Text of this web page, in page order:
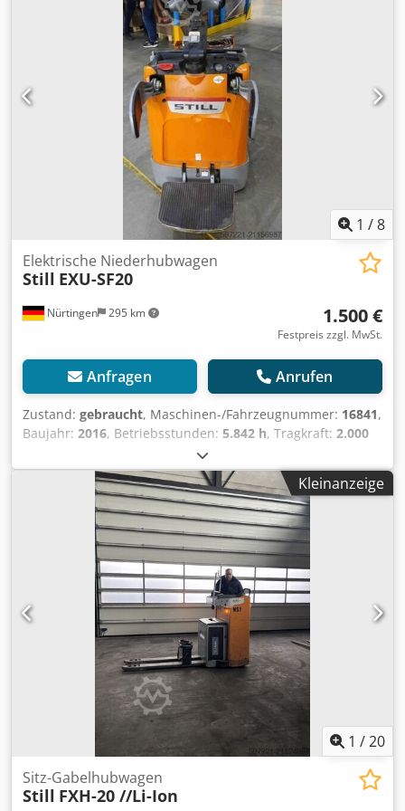
1 /8
Nürtingen 295 km
Elektrische Niederhubwagen
Still EXU-SF20
1.500 €
Festpreis zzgl. MwSt.
Anfragen Anrufen
Zustand: gebraucht, Maschinen-/Fahrzeugnummer: 16841,
Baujahr: 2016, Betriebsstunden: 5.842 h, Tragkraft: 2.000
600 mm, Kraftstofftyp:
Masttyp:Simplex, Batteriespannung:24 V, Gabellänge:
, Hinterreifengröße:Tandem, Gesamtgewicht:
, 5041222 Seriennummer: F20179G00769 Csdpfx
Aajygzd Ns Dsrf Batterie-Details: 24 Volt
Kleinanzeige
1 /20
Sitz-Gabelhubwagen
Still FXH-20 //Li-Ion